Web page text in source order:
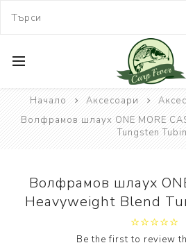
Начало Аксесоари
Волфрамов шлаух ONE MORE
Tungsten
Волфрамов шлаух
Heavyweight Blend
Be the first to review